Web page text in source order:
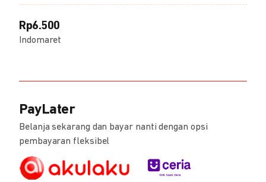
Rp6.500
Indomaret
PayLater
Belanja sekarang dan bayar nanti dengan opsi
pembayaran fleksibel